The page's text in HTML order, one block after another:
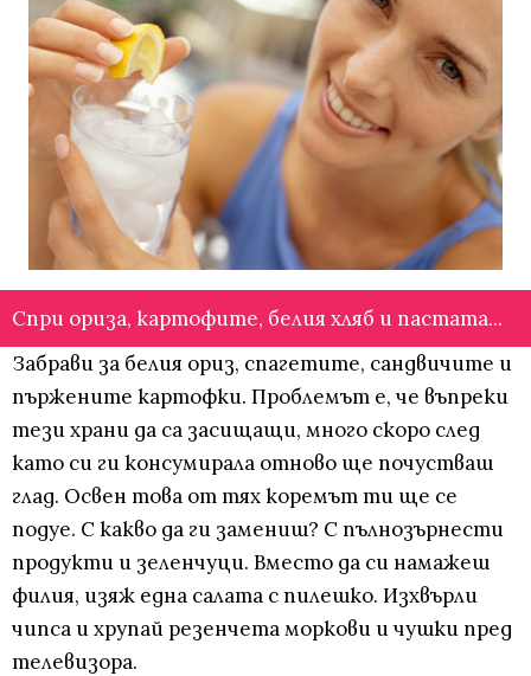
Спри ориза, картофите, белия хляб и пастата...
Забрави за белия ориз, спагетите, сандвичите и
пържените картофки. Проблемът е, че въпреки
тези храни да са засищащи, много скоро след
като си ги консумирала отново ще почустваш
глад. Освен това от тях коремът ти ще се
подуе. С какво да ги замениш? С пълнозърнести
продукти и зеленчуци. Вместо да си намажеш
филия, изяж една салата с пилешко. Изхвърли
чипса и хрупай резенчета моркови и чушки пред
телевизора.